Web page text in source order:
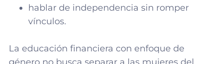
hablar de independencia sin romper
vínculos.
La educación financiera con enfoque de